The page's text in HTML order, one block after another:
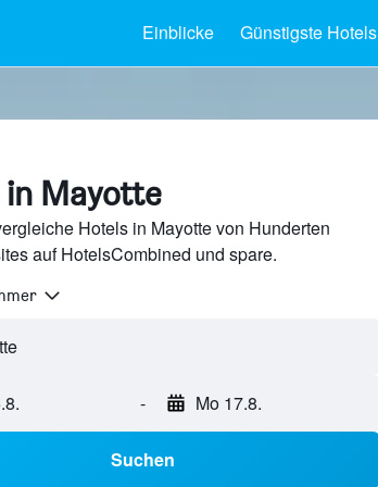
Einblicke Günstigste Hotels
in Mayotte
Hotels in Mayotte von Hunderten
auf HotelsCombined und spare.
- Mo 17.8.
Suchen